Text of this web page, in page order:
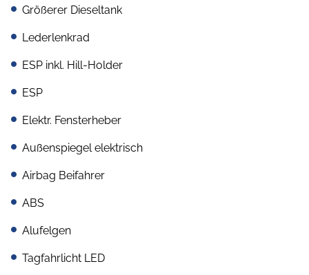
Größerer Dieseltank
Lederlenkrad
ESP inkl. Hill-Holder
ESP
Elektr. Fensterheber
Außenspiegel elektrisch
Airbag Beifahrer
ABS
Alufelgen
Tagfahrlicht LED